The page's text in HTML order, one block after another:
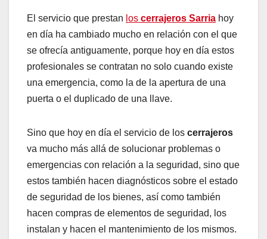
El servicio que prestan los cerrajeros Sarria hoy
en día ha cambiado mucho en relación con el que
se ofrecía antiguamente, porque hoy en día estos
profesionales se contratan no solo cuando existe
una emergencia, como la de la apertura de una
puerta o el duplicado de una llave.
Sino que hoy en día el servicio de los cerrajeros
va mucho más allá de solucionar problemas o
emergencias con relación a la seguridad, sino que
estos también hacen diagnósticos sobre el estado
de seguridad de los bienes, así como también
hacen compras de elementos de seguridad, los
instalan y hacen el mantenimiento de los mismos.